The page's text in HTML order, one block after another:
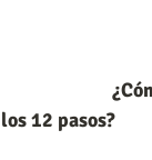
los 12 pasos?